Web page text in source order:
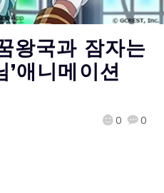
왕국과 잠자는
애니메이션
0 0